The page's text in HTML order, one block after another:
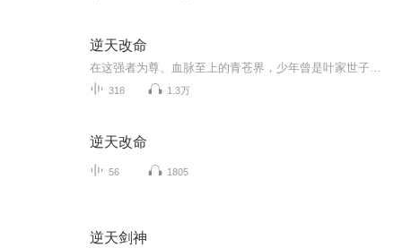
逆天改命
318 1.3万
逆天改命
56 1805
逆天剑神